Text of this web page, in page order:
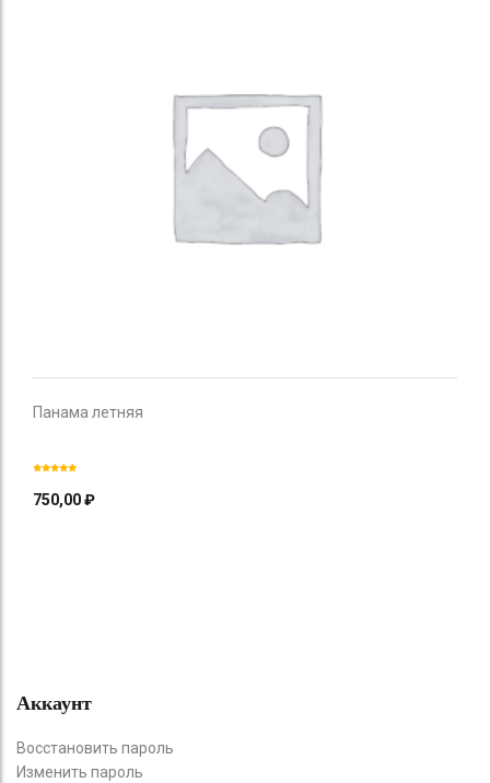
Панама летняя
750,00₽
Аккаунт
Восстановить пароль
Изменить пароль